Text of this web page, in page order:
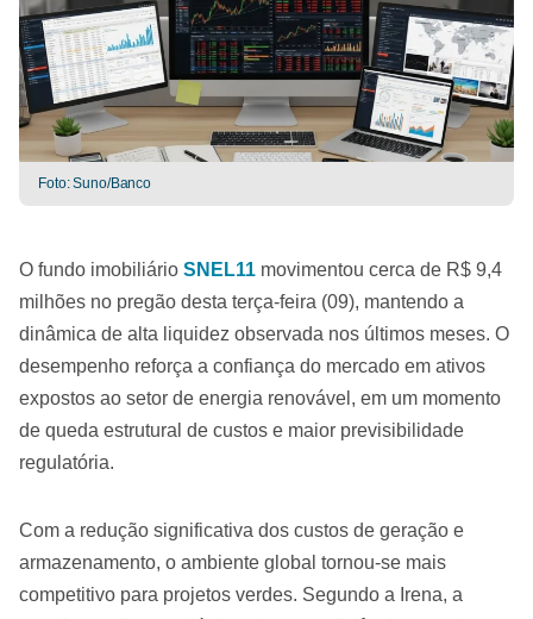
Foto: Suno/Banco
O fundo imobiliário SNEL11 movimentou cerca de R$ 9,4
milhões no pregão desta terça-feira (09), mantendo a
dinâmica de alta liquidez observada nos últimos meses. O
desempenho reforça a confiança do mercado em ativos
expostos ao setor de energia renovável, em um momento
de queda estrutural de custos e maior previsibilidade
regulatória.
Com a redução significativa dos custos de geração e
armazenamento, o ambiente global tornou-se mais
competitivo para projetos verdes. Segundo a Irena, a